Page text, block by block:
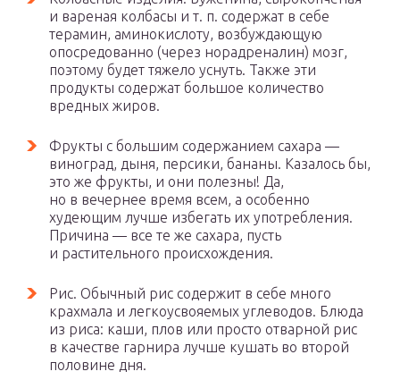
и вареная колбасы и т. п. содержат в себе
терамин, аминокислоту, возбуждающую
опосредованно (через норадреналин) мозг,
поэтому будет тяжело уснуть. Также эти
продукты содержат большое количество
вредных жиров.
Фрукты с большим содержанием сахара —
виноград, дыня, персики, бананы. Казалось бы,
это же фрукты, и они полезны! Да,
но в вечернее время всем, а особенно
худеющим лучше избегать их употребления.
Причина — все те же сахара, пусть
и растительного происхождения.
Рис. Обычный рис содержит в себе много
крахмала и легкоусвояемых углеводов. Блюда
из риса: каши, плов или просто отварной рис
в качестве гарнира лучше кушать во второй
половине дня.